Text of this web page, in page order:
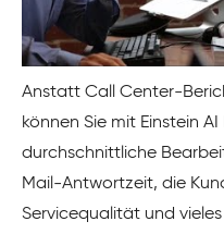
Anstatt Call Center-
können Sie mit Einstein
durchschnittliche
Mail-Antwortzeit, die
Servicequalität und